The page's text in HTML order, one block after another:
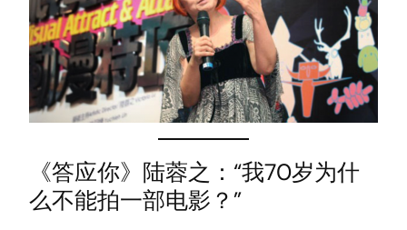
《答应你》陆蓉之：“我70岁为什
么不能拍一部电影？”